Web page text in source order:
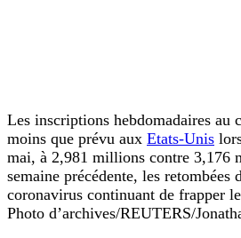
Les inscriptions hebdomadaires au
moins que prévu aux Etats-Unis
mai, à 2,981 millions contre 3,176
semaine précédente, les retombées
coronavirus continuant de frapper le
Photo d’archives/REUTERS/